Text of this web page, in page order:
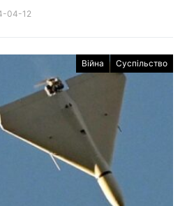
04-12
Війна Суспільство